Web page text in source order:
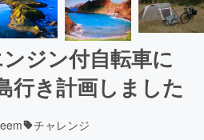
ジン付自転車に
き計画しました
チャレンジ